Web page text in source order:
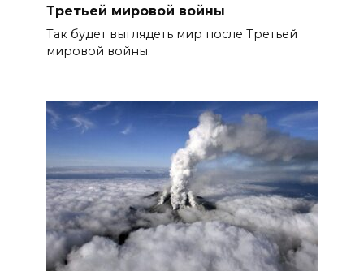
Третьей мировой войны
Так будет выглядеть мир после Третьей
мировой войны.